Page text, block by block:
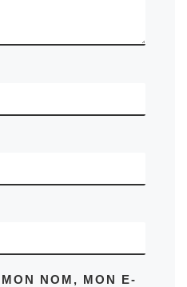
NOM, MON E-